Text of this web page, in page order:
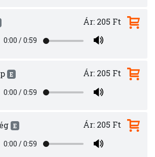
0:00 /0:59
Ár: 205 Ft
E
0:00 /0:59
Ár: 205 Ft
E
0:00 /0:59
Ár: 205 Ft